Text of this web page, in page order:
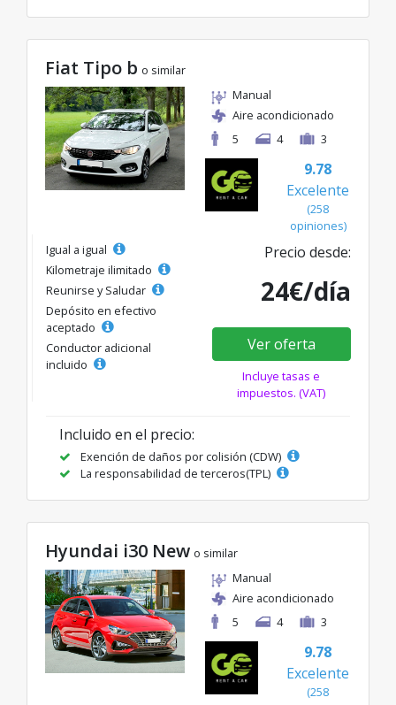
Fiat Tipo b o similar
Manual
Aire acondicionado
5
4 3
9.78
Excelente
(258
opiniones)
Igual a igual
Kilometraje ilimitado
Reunirse y Saludar
Depósito en efectivo
aceptado
Conductor adicional
incluido
Precio desde:
24€/día
Ver oferta
Incluye tasas e
impuestos. (VAT)
Incluido en el precio:
Exención de daños por colisión (CDW)
La responsabilidad de terceros(TPL)
Hyundai i30 New o similar
Manual
Aire acondicionado
5
4 3
9.78
Excelente
(258